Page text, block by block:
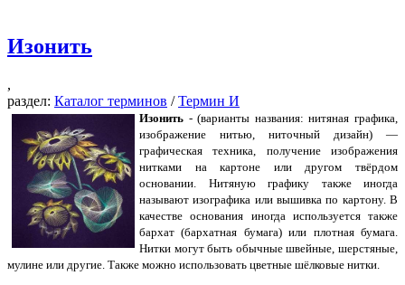
Изонить
,
раздел: Каталог терминов /Термин И
Изонить - (варианты названия: нитяная графика,
изображение нитью, ниточный дизайн) —
графическая техника, получение изображения
нитками на картоне или другом твёрдом
основании. Нитяную графику также иногда
называют изографика или вышивка по картону. В
качестве основания иногда используется также
бархат (бархатная бумага) или плотная бумага.
Нитки могут быть обычные швейные, шерстяные,
мулине или другие. Также можно использовать цветные шёлковые нитки.